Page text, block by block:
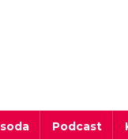
Podcast